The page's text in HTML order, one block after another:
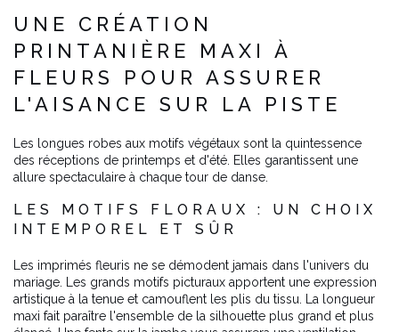
UNE CRÉATION
PRINTANIÈRE MAXI À
FLEURS POUR ASSURER
L'AISANCE SUR LA PISTE
Les longues robes aux motifs végétaux sont la quintessence
des réceptions de printemps et d'été. Elles garantissent une
allure spectaculaire à chaque tour de danse.
LES MOTIFS FLORAUX : UN CHOIX
INTEMPOREL ET SÛR
Les imprimés fleuris ne se démodent jamais dans l'univers du
mariage. Les grands motifs picturaux apportent une expression
artistique à la tenue et camouflent les plis du tissu. La longueur
maxi fait paraître l'ensemble de la silhouette plus grand et plus